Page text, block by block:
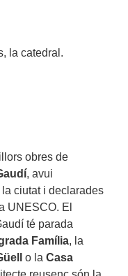
la catedral.
obres de
, avui
ciutat i declarades
UNESCO. El
té parada
Família, la
o la Casa